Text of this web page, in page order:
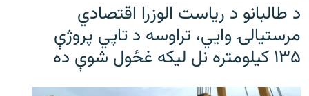
د طالبانو د ریاست الوزرا اقتصادي
مرستیالۍ وایي، تراوسه د تاپي پروژې
۱۳۵ کیلومتره نل لیکه غځول شوې ده